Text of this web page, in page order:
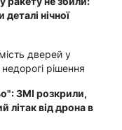
нічної
дверей у
рішення
ЗМІ розкрили,
літак від дрона в